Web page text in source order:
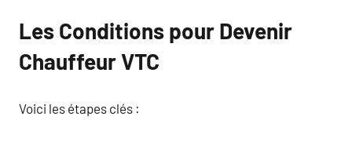
Les Conditions pour Devenir
Chauffeur VTC
Voici les étapes clés :